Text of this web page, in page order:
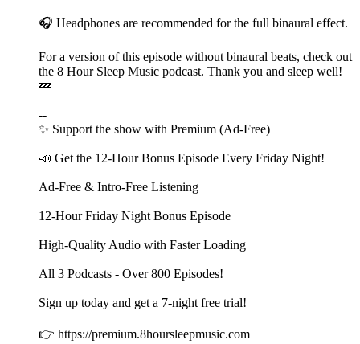
🎧 Headphones are recommended for the full binaural effect.
For a version of this episode without binaural beats, check out
the ⁠⁠⁠⁠⁠⁠⁠⁠⁠⁠⁠⁠⁠⁠⁠⁠⁠⁠⁠⁠8 Hour Sleep Music⁠⁠⁠⁠⁠⁠⁠⁠⁠⁠⁠⁠⁠⁠⁠⁠⁠⁠⁠⁠ podcast. Thank you and sleep well!
💤
--
✨ ⁠⁠⁠⁠⁠⁠⁠⁠⁠⁠⁠⁠⁠⁠⁠⁠⁠⁠⁠⁠⁠⁠⁠⁠⁠⁠Support the show with ⁠⁠⁠⁠⁠⁠⁠⁠⁠⁠⁠⁠⁠⁠⁠⁠⁠⁠⁠⁠⁠⁠⁠⁠⁠⁠⁠⁠⁠⁠⁠⁠⁠⁠⁠⁠⁠⁠⁠⁠⁠⁠⁠⁠⁠⁠⁠⁠⁠⁠⁠⁠⁠⁠⁠⁠⁠⁠⁠⁠⁠⁠⁠⁠⁠⁠⁠⁠⁠⁠⁠⁠⁠⁠⁠⁠⁠⁠⁠⁠⁠⁠⁠⁠⁠⁠⁠⁠⁠⁠⁠⁠Premium (Ad-Free)⁠⁠⁠⁠⁠⁠⁠⁠⁠⁠⁠⁠⁠⁠⁠⁠⁠⁠⁠⁠⁠⁠⁠⁠⁠⁠⁠⁠⁠⁠⁠⁠⁠⁠⁠⁠⁠⁠⁠⁠⁠⁠⁠⁠⁠⁠⁠⁠⁠⁠⁠⁠⁠⁠⁠⁠⁠⁠⁠⁠⁠⁠⁠⁠⁠⁠⁠⁠⁠⁠⁠⁠⁠⁠⁠⁠⁠⁠⁠⁠⁠⁠⁠⁠⁠⁠⁠⁠⁠⁠⁠⁠⁠⁠⁠⁠⁠⁠⁠⁠⁠⁠⁠⁠⁠⁠⁠⁠⁠⁠⁠⁠⁠⁠⁠⁠⁠⁠⁠⁠⁠⁠⁠⁠⁠⁠⁠⁠⁠⁠⁠⁠⁠⁠⁠⁠⁠⁠⁠⁠⁠⁠⁠⁠⁠⁠⁠⁠⁠⁠⁠⁠⁠⁠⁠⁠⁠⁠⁠⁠⁠⁠⁠⁠⁠⁠⁠⁠⁠⁠⁠⁠⁠⁠⁠⁠⁠⁠⁠⁠⁠⁠⁠⁠⁠⁠⁠⁠⁠⁠⁠⁠⁠⁠⁠⁠⁠⁠⁠⁠⁠⁠⁠⁠⁠⁠⁠⁠⁠⁠⁠⁠⁠⁠⁠⁠⁠⁠⁠⁠⁠⁠⁠⁠⁠⁠⁠⁠⁠⁠⁠⁠⁠⁠⁠⁠⁠⁠⁠⁠⁠⁠⁠⁠⁠⁠⁠⁠⁠⁠⁠⁠⁠⁠⁠⁠⁠⁠⁠⁠⁠⁠⁠⁠⁠⁠⁠⁠⁠⁠⁠⁠⁠⁠⁠⁠⁠⁠⁠⁠⁠⁠⁠⁠⁠⁠⁠⁠⁠⁠⁠⁠⁠⁠⁠⁠⁠⁠⁠⁠⁠⁠⁠⁠
📣 Get the 12-Hour Bonus Episode Every Friday Night!
Ad-Free & Intro-Free Listening
12-Hour Friday Night Bonus Episode
High-Quality Audio with Faster Loading
All 3 Podcasts - Over 800 Episodes!
Sign up today and get a 7-night free trial!
👉 ⁠⁠⁠⁠⁠⁠⁠⁠⁠⁠⁠⁠⁠⁠⁠⁠⁠⁠⁠⁠⁠⁠⁠⁠⁠⁠⁠⁠⁠⁠⁠⁠⁠⁠⁠⁠⁠⁠⁠⁠⁠⁠⁠⁠⁠⁠⁠⁠⁠⁠⁠⁠⁠⁠⁠⁠⁠⁠⁠⁠⁠⁠⁠⁠⁠⁠⁠⁠⁠⁠⁠⁠⁠⁠⁠⁠⁠⁠⁠⁠⁠⁠⁠⁠⁠⁠⁠⁠⁠⁠⁠⁠⁠⁠⁠⁠⁠⁠⁠⁠⁠⁠⁠⁠⁠⁠⁠⁠⁠⁠⁠⁠⁠⁠⁠⁠⁠⁠⁠⁠⁠⁠⁠⁠⁠⁠https://premium.8hoursleepmusic.com⁠⁠⁠⁠⁠⁠⁠⁠⁠⁠⁠⁠⁠⁠⁠⁠⁠⁠⁠⁠⁠⁠⁠⁠⁠⁠⁠⁠⁠⁠⁠⁠⁠⁠⁠⁠⁠⁠⁠⁠⁠⁠⁠⁠⁠⁠⁠⁠⁠⁠⁠⁠⁠⁠⁠⁠⁠⁠⁠⁠⁠⁠⁠⁠⁠⁠⁠⁠⁠⁠⁠⁠⁠⁠⁠⁠⁠⁠⁠⁠⁠⁠⁠⁠⁠⁠⁠⁠⁠⁠⁠⁠⁠⁠⁠⁠⁠⁠⁠⁠⁠⁠⁠⁠⁠⁠⁠⁠⁠⁠⁠⁠⁠⁠⁠